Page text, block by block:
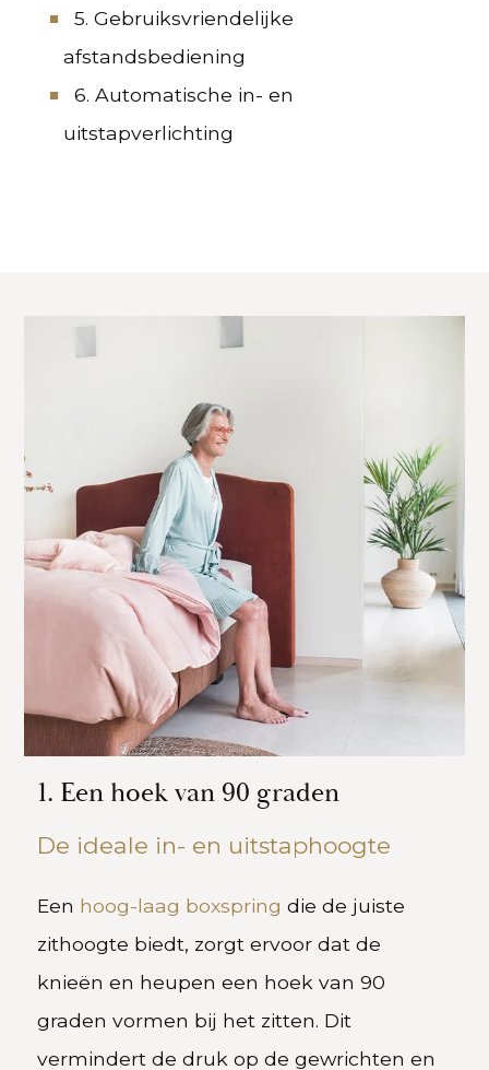
5. Gebruiksvriendelijke
afstandsbediening
6. Automatische in- en
uitstapverlichting
1. Een hoek van 90 graden
De ideale in- en uitstaphoogte
Een hoog-laag boxspring die de juiste
zithoogte biedt, zorgt ervoor dat de
knieën en heupen een hoek van 90
graden vormen bij het zitten. Dit
vermindert de druk op de gewrichten en